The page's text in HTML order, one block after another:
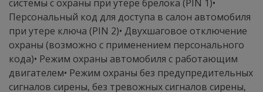
системы с охраны при утере брелока (PIN 1)•
Персональный код для доступа в салон автомобиля
при утере ключа (PIN 2)• Двухшаговое отключение
охраны (возможно с применением персонального
кода)• Режим охраны автомобиля с работающим
двигателем• Режим охраны без предупредительных
сигналов сирены, без тревожных сигналов сирены,